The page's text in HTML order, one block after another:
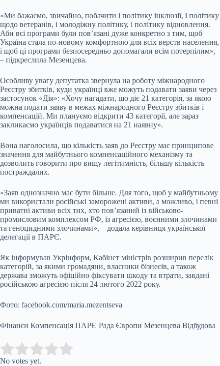
«Ми бажаємо, звичайно, побачити і політику інклюзії, і політику
щодо ветеранів, і молодіжну політику, і політику відновлення.
Аби всі програми були пов’язані дуже конкретно з тим, щоб
Україна стала по-новому комфортною для всіх верств населення,
і щоб ці програми безпосередньо допомагали всім потерпілим»,
– підкреслила Мезенцева.
Особливу увагу депутатка звернула на роботу міжнародного
Реєстру збитків, куди українці вже можуть подавати заяви через
застосунок «Дія»: «Хочу нагадати, що діє 21 категорія, за якою
можна подати заяву в межах міжнародного Реєстру збитків і
компенсацій. Ми плануємо відкрити 43 категорії, але зараз
закликаємо українців подаватися на 21 наявну».
Вона наголосила, що кількість заяв до Реєстру має принципове
значення для майбутнього компенсаційного механізму та
дозволить говорити про вищу легітимність, більшу кількість
постраждалих.
«Заяв однозначно має бути більше. Для того, щоб у майбутньому
ми використали російські заморожені активи, а можливо, і певні
приватні активи всіх тих, хто пов’язаний із військово-
промисловим комплексом РФ, із агресією, воєнними злочинами
та геноцидними злочинами», – додала керівниця української
делегації в ПАРЄ.
Як інформував Укрінформ, Кабінет міністрів розширив перелік
категорій, за якими громадяни, власники бізнесів, а також
держава зможуть офіційно фіксувати шкоду та втрати, завдані
російською агресією після 24 лютого 2022 року.
Фото: facebook.com/maria.mezentseva
Фінанси Компенсація ПАРЄ Рада Європи Мезенцева Відбудова
Rate this item:
No votes yet.